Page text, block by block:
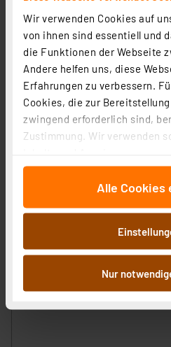
Wir verwenden Cookies auf
von ihnen sind essentiell und
die Funktionen der Webseite
Andere helfen uns, diese
Erfahrungen zu verbessern.
Cookies, die zur
zwingend erforderlich sind,
Zustimmung. Wir verwenden
für soziale Medien anbieten
auf unsere Website zu
an unsere Partner für soziale
Analysen weiter. Unsere
Informationen
zusammen, die Sie ihnen
sie im Rahmen Ihrer Nutzung
stimmen Sie sowohl dem
Informationen auf Ihrem gerät
Alle Cookies
Nur
Hama Smart Home LED-Lampe, E14, RGBW,
Artikel-Nr. 254324